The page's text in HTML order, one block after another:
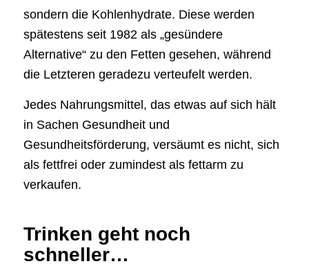
sondern die Kohlenhydrate. Diese werden
spätestens seit 1982 als „gesündere
Alternative“ zu den Fetten gesehen, während
die Letzteren geradezu verteufelt werden.
Jedes Nahrungsmittel, das etwas auf sich hält
in Sachen Gesundheit und
Gesundheitsförderung, versäumt es nicht, sich
als fettfrei oder zumindest als fettarm zu
verkaufen.
Trinken geht noch
schneller…